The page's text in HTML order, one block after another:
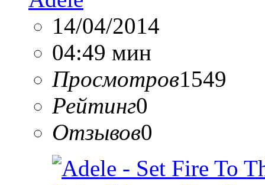
14/04/2014
04:49 мин
Просмотров1549
Рейтинг0
Отзывов0